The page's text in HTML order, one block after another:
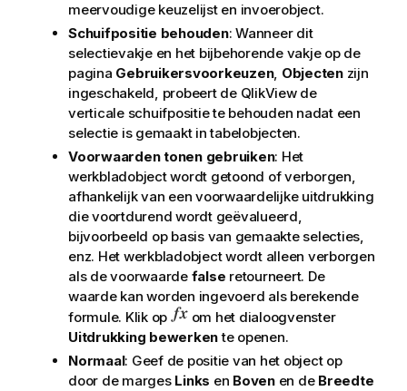
meervoudige keuzelijst en invoerobject.
Schuifpositie behouden: Wanneer dit
selectievakje en het bijbehorende vakje op de
pagina Gebruikersvoorkeuzen, Objectenzijn
ingeschakeld, probeert de QlikView de
verticale schuifpositie te behouden nadat een
selectie is gemaakt in tabelobjecten.
Voorwaarden tonen gebruiken: Het
werkbladobject wordt getoond of verborgen,
afhankelijk van een voorwaardelijke uitdrukking
die voortdurend wordt geëvalueerd,
bijvoorbeeld op basis van gemaakte selecties,
enz. Het werkbladobject wordt alleen verborgen
als de voorwaarde false retourneert. De
waarde kan worden ingevoerd als berekende
formule. Klik op
om het dialoogvenster
Uitdrukking bewerkente openen.
Normaal: Geef de positie van het object op
door de marges Links en Bovenen de Breedte